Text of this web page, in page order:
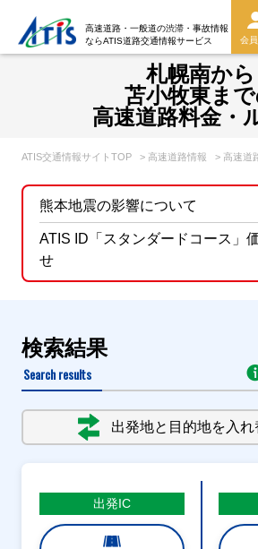
高速道路・一般道の渋滞・事故情報
ならATIS道路交通情報サービス
会
札幌南から
苫小牧東ま
高速道路料金・
ATIS交通情報サイトTOP > 高速道路情報 > 高速道
熊本地震の影響について
ATIS ID「スタンダードコース」
せ
検索結果
Search results
出発地と目的地を入
出発IC